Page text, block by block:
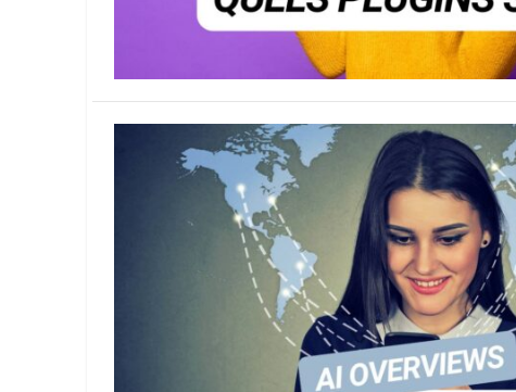
PrestaShop
Formation SEO & GEO - Edition
244.30€ HT au lieu de 349€ pendant 1 mois !